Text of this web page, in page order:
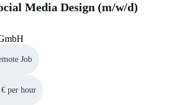
Media Design (m/w/d)
Job
€ per hour